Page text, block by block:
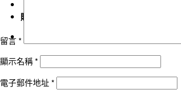
購物車
留言*
顯示名稱*
電子郵件地址*